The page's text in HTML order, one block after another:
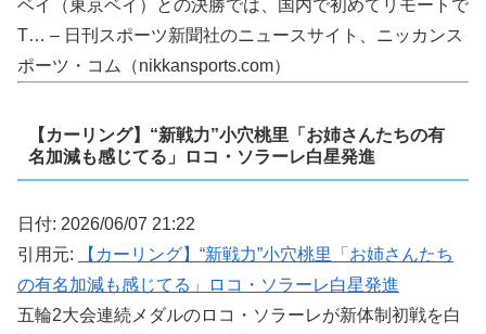
ベイ（東京ベイ）との決勝では、国内で初めてリモートで
T… – 日刊スポーツ新聞社のニュースサイト、ニッカンス
ポーツ・コム（nikkansports.com）
【カーリング】“新戦力”小穴桃里「お姉さんたちの有
名加減も感じてる」ロコ・ソラーレ白星発進
日付: 2026/06/07 21:22
引用元:
【カーリング】“新戦力”小穴桃里「お姉さんたち
の有名加減も感じてる」ロコ・ソラーレ白星発進
五輪2大会連続メダルのロコ・ソラーレが新体制初戦を白